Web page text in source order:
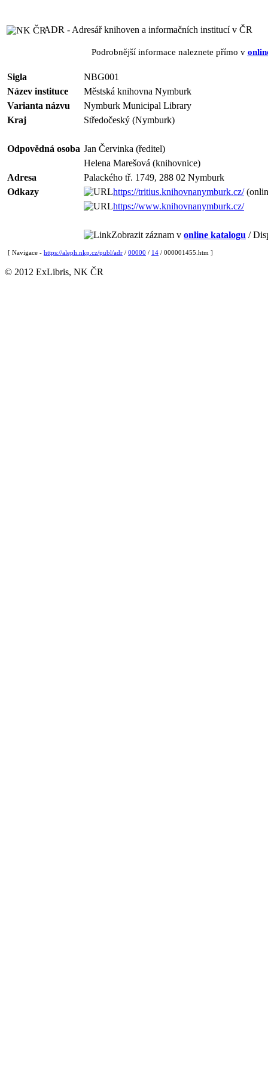
ADR - Adresář knihoven a informačních institucí v ČR
Podrobnější informace naleznete přímo v
Sigla
NBG001
Název instituce
Městská knihovna Nymburk
Varianta názvu
Nymburk Municipal Library
Kraj
Středočeský (Nymburk)
Odpovědná osoba Jan Červinka (ředitel)
Helena Marešová (knihovnice)
Adresa
Palackého tř. 1749, 288 02 Nymburk
Odkazy
https://tritius.knihovnanymburk.cz/
https://www.knihovnanymburk.cz/
Zobrazit záznam v online katalogu /
[ Navigace - https://aleph.nkp.cz/publ/adr / 00000 / 14 / 000001455.htm ]
© 2012 ExLibris, NK ČR